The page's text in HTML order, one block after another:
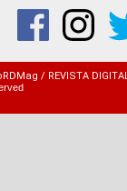
/ REVISTA